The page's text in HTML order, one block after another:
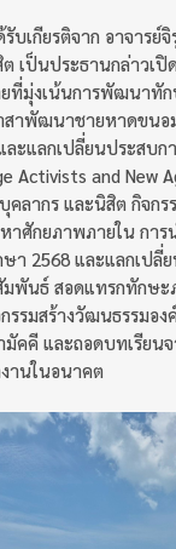
รับเกียรติจาก อาจาร
เป็นประธานกล่าวเปิ
ยที่มุ่งเน้นการพัฒนาทั
สาพัฒนาชายหาดขนอ
ละแลกเปลี่ยนประสบก
Activists and New
ลากร และนิสิต กิจกร
าศักยภาพภายใน การ
า 2568 และแลกเปลี่
มพันธ์ สอดแทรกทักษะ
รมสร้างวัฒนธรรมอง
มัคคี และถอดบทเรียน
านในอนาคต